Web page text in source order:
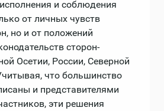
и соблюдения
от личных чувств
но и от положений
сторон-
Осетии, России, Северной
что большинство
и представителями
эти решения